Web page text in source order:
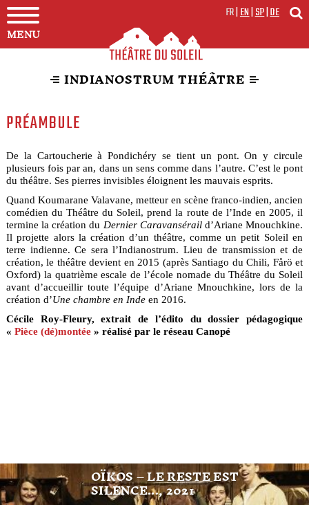
MENU
FR|EN|SP|DE
INDIANOSTRUM THÉÂTRE
PRÉAMBULE
De la Cartoucherie à Pondichéry se tient un pont. On y circule
plusieurs fois par an, dans un sens comme dans l’autre. C’est le pont
du théâtre. Ses pierres invisibles éloignent les mauvais esprits.
Quand Koumarane Valavane, metteur en scène franco-indien, ancien
comédien du Théâtre du Soleil, prend la route de l’Inde en 2005, il
termine la création du Dernier Caravanséraild’Ariane Mnouchkine.
Il projette alors la création d’un théâtre, comme un petit Soleil en
terre indienne. Ce sera l’Indianostrum. Lieu de transmission et de
création, le théâtre devient en 2015 (après Santiago du Chili, Fårö et
Oxford) la quatrième escale de l’école nomade du Théâtre du Soleil
avant d’accueillir toute l’équipe d’Ariane Mnouchkine, lors de la
création d’Une chambre en Indeen 2016.
Cécile Roy-Fleury, extrait de l’édito du dossier pédagogique
« Pièce (dé)montée» réalisé par le réseau Canopé
OÏKOS – LE RESTE EST
SILENCE..., 2021